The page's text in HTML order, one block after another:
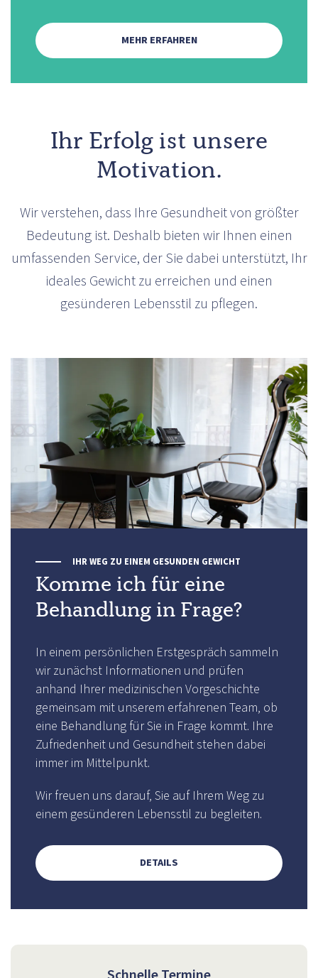
MEHR ERFAHREN
Ihr Erfolg ist unsere
Motivation.
Wir verstehen, dass Ihre Gesundheit von größter
Bedeutung ist. Deshalb bieten wir Ihnen einen
umfassenden Service, der Sie dabei unterstützt, Ihr
ideales Gewicht zu erreichen und einen
gesünderen Lebensstil zu pflegen.
IHR WEG ZU EINEM GESUNDEN GEWICHT
Komme ich für eine
Behandlung in Frage?
In einem persönlichen Erstgespräch sammeln
wir zunächst Informationen und prüfen
anhand Ihrer medizinischen Vorgeschichte
gemeinsam mit unserem erfahrenen Team, ob
eine Behandlung für Sie in Frage kommt. Ihre
Zufriedenheit und Gesundheit stehen dabei
immer im Mittelpunkt.
Wir freuen uns darauf, Sie auf Ihrem Weg zu
einem gesünderen Lebensstil zu begleiten.
DETAILS